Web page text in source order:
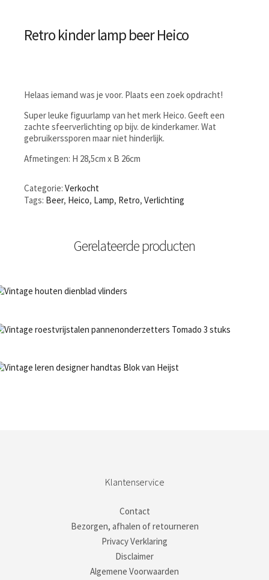
Retro kinder lamp beer Heico
Helaas iemand was je voor. Plaats een zoek opdracht!
Super leuke figuurlamp van het merk Heico. Geeft een
zachte sfeerverlichting op bijv. de kinderkamer. Wat
gebruikerssporen maar niet hinderlijk.
Afmetingen: H 28,5cm x B 26cm
Categorie: Verkocht
Tags: Beer, Heico, Lamp, Retro, Verlichting
Gerelateerde producten
Klantenservice
Contact
Bezorgen, afhalen of retourneren
Privacy Verklaring
Disclaimer
Algemene Voorwaarden